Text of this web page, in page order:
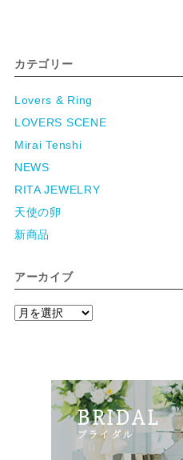
カテゴリー
Lovers & Ring
LOVERS SCENE
Mirai Tenshi
NEWS
RITA JEWELRY
天使の卵
新商品
アーカイブ